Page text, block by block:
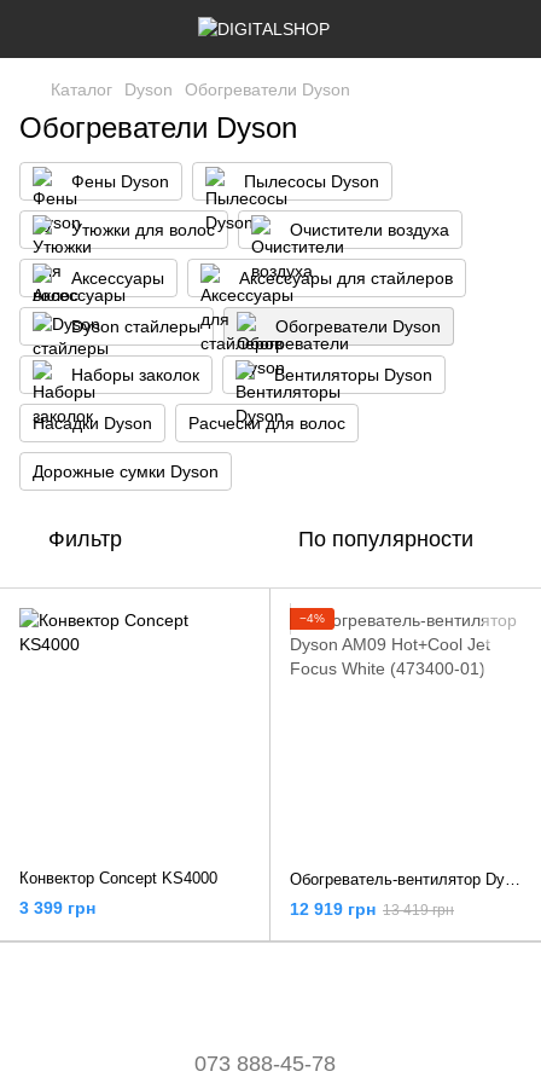
Каталог Dyson Обогреватели Dyson
Обогреватели Dyson
Фены Dyson Пылесосы Dyson
Утюжки для волос Очистители воздуха
Аксессуары Аксессуары для стайлеров
Dyson стайлеры Обогреватели Dyson
Наборы заколок Вентиляторы Dyson
Насадки Dyson Расчески для волос
Дорожные сумки Dyson
Фильтр По популярности
Конвектор Concept KS4000
3 399 грн
−4%
Обогреватель-вентилятор Dyson AM09 Hot+Cool Jet Focus White (473400-01)
12 919 грн 13 419 грн
073 888-45-78